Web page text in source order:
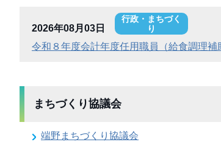
2026年08月03日
行政・まちづく
り
令和８年度会計年度任用職員（給食調理補
まちづくり協議会
端野まちづくり協議会